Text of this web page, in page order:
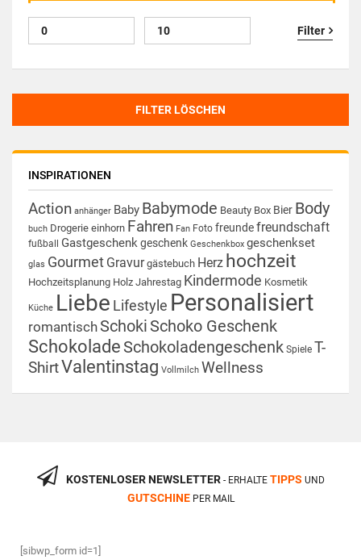
Filter
FILTER LÖSCHEN
INSPIRATIONEN
Action anhänger Baby Babymode Beauty Box Bier Body
buch Drogerie einhorn Fahren Fan Foto freundefreundschaft
fußball Gastgeschenkgeschenk Geschenkbox geschenkset
glas Gourmet Gravur gästebuch Herz hochzeit
Hochzeitsplanung Holz Jahrestag Kindermode Kosmetik
Küche Liebe Lifestyle Personalisiert
romantisch Schoki Schoko Geschenk
Schokolade Schokoladengeschenk Spiele T-
ShirtValentinstag Vollmilch Wellness
KOSTENLOSER NEWSLETTER- ERHALTE TIPPS UND
GUTSCHINEPER MAIL
[sibwp_form id=1]